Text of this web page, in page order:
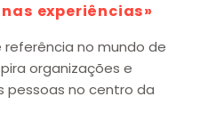
experiências»
referência no mundo de
organizações e
pessoas no centro da